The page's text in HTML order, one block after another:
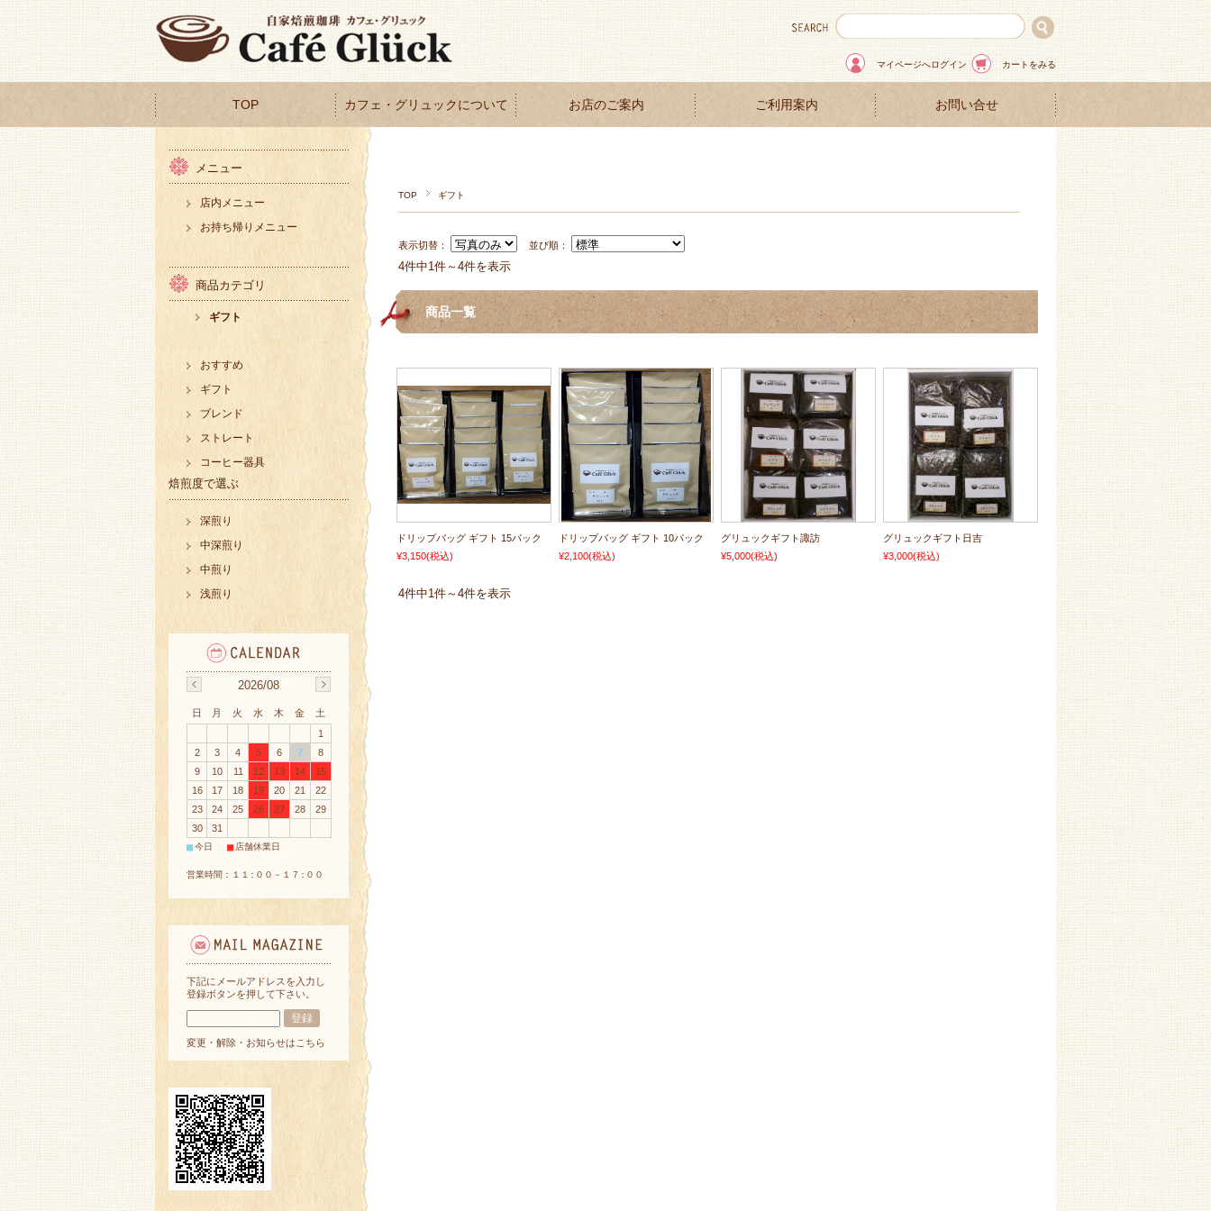
マイページへログイン カートをみる
TOP カフェ・グリュックについて お店のご案内 ご利用案内 お問い合せ
TOP ギフト
表示切替： 並び順：
4件中1件～4件を表示
商品一覧
ドリップバッグ ギフト 15パック
¥3,150(税込)
ドリップバッグ ギフト 10パック
¥2,100(税込)
グリュックギフト諏訪
¥5,000(税込)
グリュックギフト日吉
¥3,000(税込)
4件中1件～4件を表示
メニュー
店内メニュー
お持ち帰りメニュー
商品カテゴリ
ギフト
おすすめ
ギフト
ブレンド
ストレート
コーヒー器具
焙煎度で選ぶ
深煎り
中深煎り
中煎り
浅煎り
2026/08
日 月 火 水 木 金
土
1
2
3 4 5 6 7
8
9
10 11 12 13 14
15
16
17 18 19 20 21
22
23
24 25 26 27 28
29
30
31
■今日 ■ 店舗休業日
営業時間：１１:００－１７:００
下記にメールアドレスを入力し
登録ボタンを押して下さい。
変更・解除・お知らせはこちら